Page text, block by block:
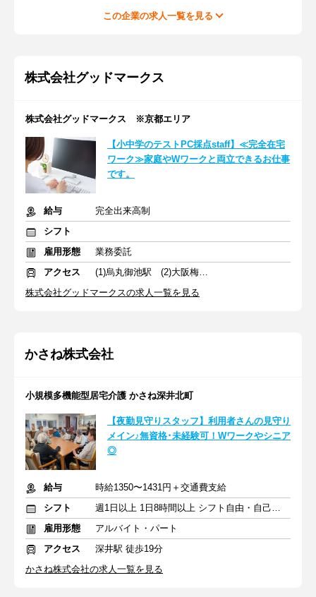
この企業の求人一覧を見る
株式会社グッドマークス
株式会社グッドマークス ※京都エリア
【小中学のテストPC採点staff】≪完全在宅
ワーク≫家庭やWワークと両立できるお仕事
です。
給与
完全出来高制
シフト
雇用形態
業務委託
アクセス
(1)烏丸御池駅 (2)大阪梅田駅
株式会社グッドマークスの求人一覧を見る
かさね株式会社
小規模多機能型居宅介護 かさね深井北町
【夜勤見守りスタッフ】利用者さんの見守り
メイン♪無資格･未経験可！Wワークやシニア
◎
給与
時給1350〜1431円＋交通費支給
シフト
週1日以上 1日8時間以上 シフト自由・自己申告
雇用形態
アルバイト・パート
アクセス
深井駅 徒歩19分
かさね株式会社の求人一覧を見る